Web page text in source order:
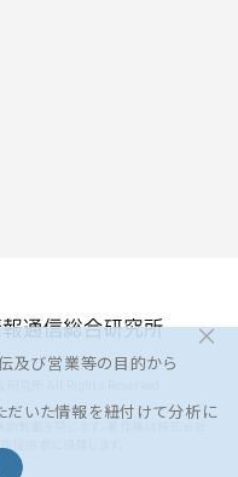
究所 All Rights Reserved.
断転載を禁じます。著作権は株式会社
供者に帰属します。
及び営業等の目的から
だいた情報を紐付けて分析に
×